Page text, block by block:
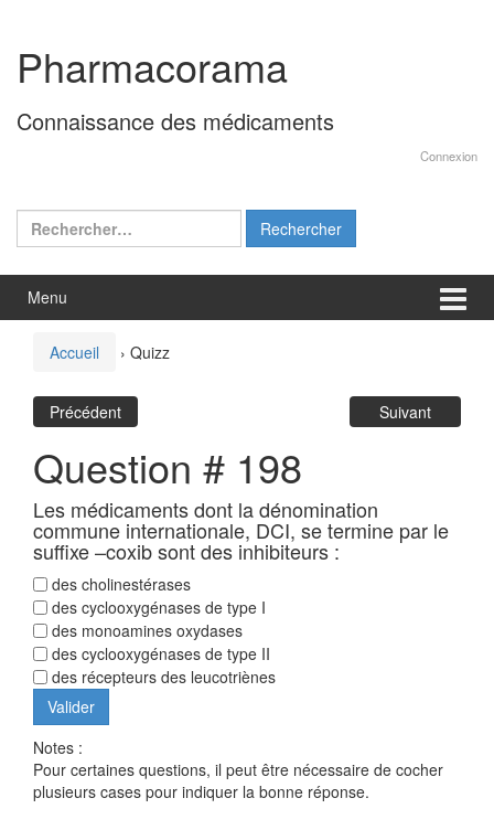
contenu
menu
principal
Pharmacorama
Connaissance des médicaments
Connexion
Rechercher :
Menu
Accueil › Quizz
Précédent Suivant
Question # 198
Les médicaments dont la dénomination
commune internationale, DCI, se termine par le
suffixe –coxib sont des inhibiteurs :
des cholinestérases
des cyclooxygénases de type I
des monoamines oxydases
des cyclooxygénases de type II
des récepteurs des leucotriènes
Notes :
Pour certaines questions, il peut être nécessaire de cocher
plusieurs cases pour indiquer la bonne réponse.